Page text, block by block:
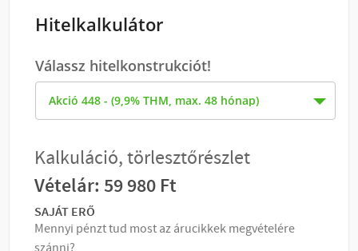
Hitelkalkulátor
Válassz hitelkonstrukciót!